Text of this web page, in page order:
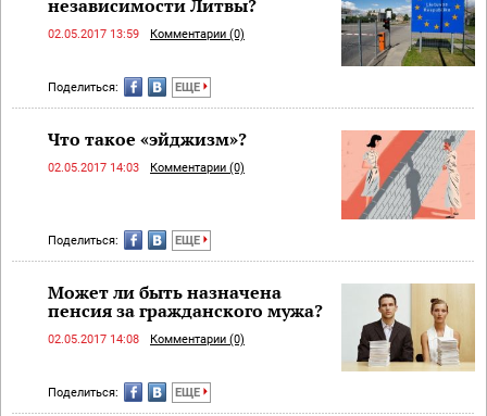
независимости Литвы?
02.05.2017 13:59 Комментарии (0)
Поделиться: ЕЩЕ
Что такое «эйджизм»?
02.05.2017 14:03 Комментарии (0)
Поделиться: ЕЩЕ
Может ли быть назначена
пенсия за гражданского мужа?
02.05.2017 14:08 Комментарии (0)
Поделиться: ЕЩЕ